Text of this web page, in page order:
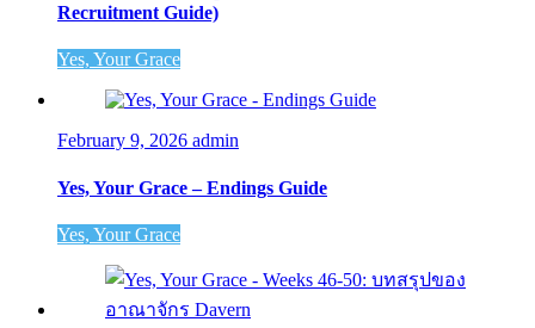
Recruitment Guide)
Yes, Your Grace
February 9, 2026 admin
Yes, Your Grace – Endings Guide
Yes, Your Grace